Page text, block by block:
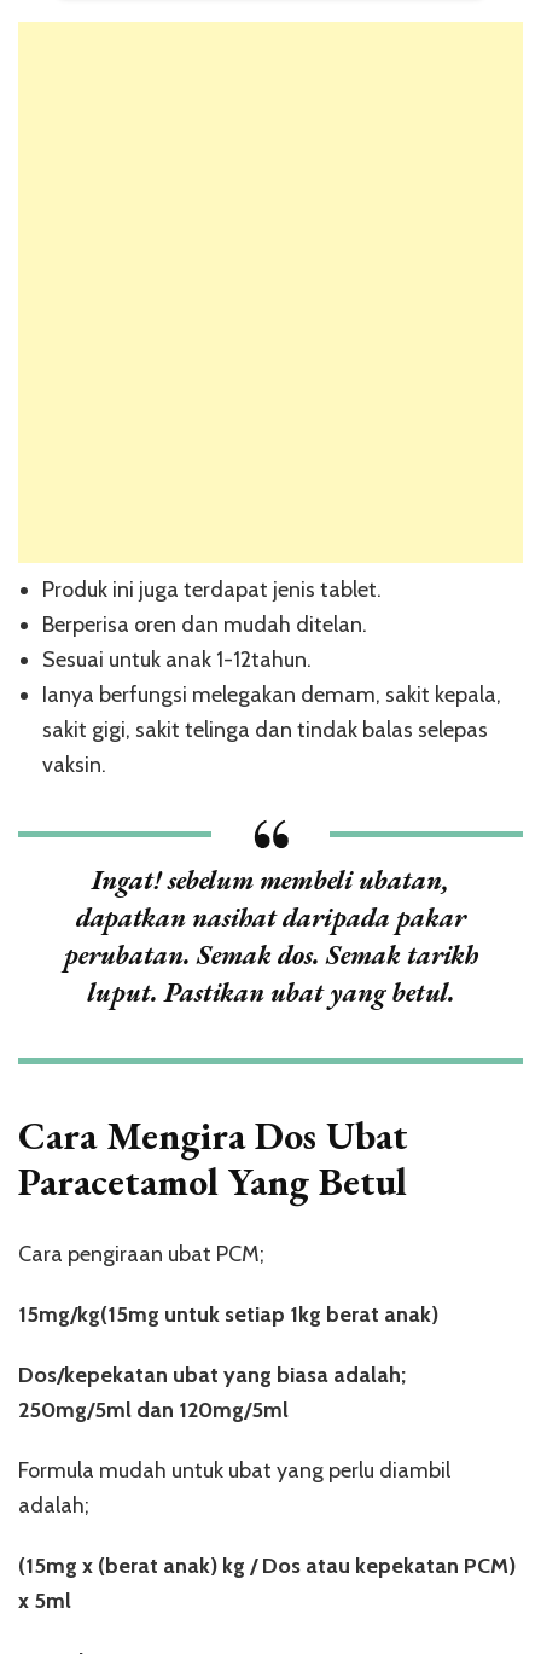
Produk ini juga terdapat jenis tablet.
Berperisa oren dan mudah ditelan.
Sesuai untuk anak 1-12tahun.
Ianya berfungsi melegakan demam, sakit kepala,
sakit gigi, sakit telinga dan tindak balas selepas
vaksin.
Ingat! sebelum membeli ubatan,
dapatkan nasihat daripada pakar
perubatan. Semak dos. Semak tarikh
luput. Pastikan ubat yang betul.
Cara Mengira Dos Ubat
Paracetamol Yang Betul
Cara pengiraan ubat PCM;
15mg/kg(15mg untuk setiap 1kg berat anak)
Dos/kepekatan ubat yang biasa adalah;
250mg/5ml dan 120mg/5ml
Formula mudah untuk ubat yang perlu diambil
adalah;
(15mg x (berat anak) kg / Dos atau kepekatan PCM)
x 5ml